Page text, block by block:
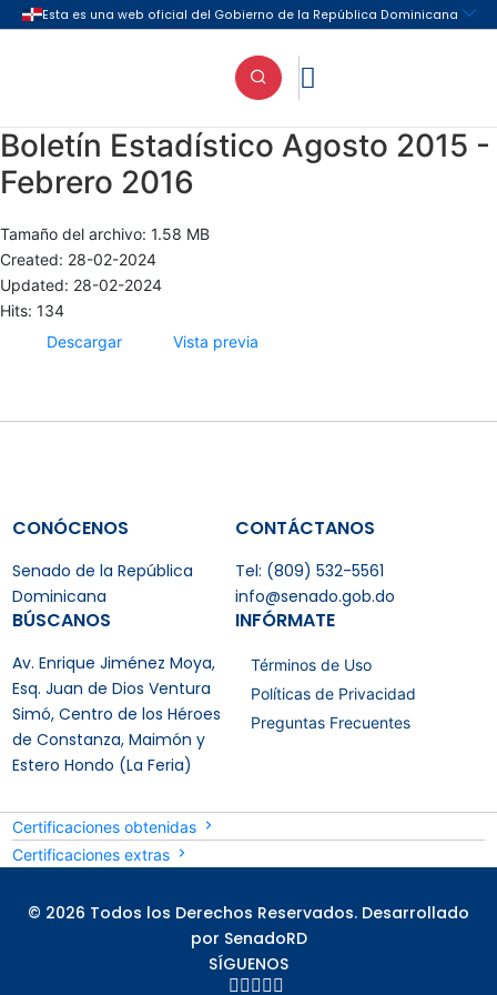

Boletín Estadístico Agosto 2015 -
Febrero 2016
Tamaño del archivo: 1.58 MB
Created: 28-02-2024
Updated: 28-02-2024
Hits: 134
Descargar
Vista previa
CONÓCENOS
Senado de la República
Dominicana
CONTÁCTANOS
Tel: (809) 532-5561
info@senado.gob.do
BÚSCANOS
Av. Enrique Jiménez Moya,
Esq. Juan de Dios Ventura
Simó, Centro de los Héroes
de Constanza, Maimón y
Estero Hondo (La Feria)
INFÓRMATE
Términos de Uso
Políticas de Privacidad
Preguntas Frecuentes
Certificaciones obtenidas
Certificaciones extras
© 2026 Todos los Derechos Reservados. Desarrollado
por SenadoRD
SÍGUENOS
    